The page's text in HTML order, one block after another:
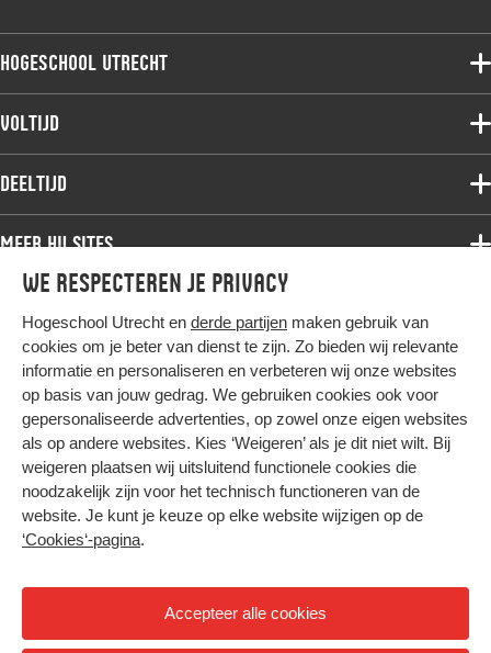
We respecteren je privacy
Hogeschool Utrecht en derde partijen maken gebruik van
cookies om je beter van dienst te zijn. Zo bieden wij relevante
informatie en personaliseren en verbeteren wij onze websites
op basis van jouw gedrag. We gebruiken cookies ook voor
gepersonaliseerde advertenties, op zowel onze eigen websites
als op andere websites. Kies ‘Weigeren’ als je dit niet wilt. Bij
weigeren plaatsen wij uitsluitend functionele cookies die
noodzakelijk zijn voor het technisch functioneren van de
website. Je kunt je keuze op elke website wijzigen op de
‘Cookies‘-pagina.
Accepteer alle cookies
Hogeschool Utrecht
Voltijdopleidingen
Onderzoek
Werken bij de HU
Contact
Voltijd
Associate degree
Master
Studiekeuze voltijd
Deeltijd
Associate degree
Bachelor
Master
Post-master
Studiekeuze deeltijd
Meer HU sites
HU International
HU Bibliotheek
HU Ontwikkelt
Duurzame HU
Intranet
Trajectum
Hier komt alles samen
Colofon
Privacy
Cookies
Nieuwsbrief
Hoog contrast